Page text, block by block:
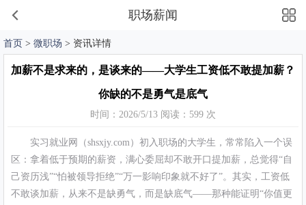
职场薪闻
首页 > 微职场 > 资讯详情
加薪不是求来的，是谈来的——大学生工资低不敢提加薪？
你缺的不是勇气是底气
时间：2026/5/13 阅读：599 次
实习就业网（shsxjy.com）初入职场的大学生，常常陷入一个误
区：拿着低于预期的薪资，满心委屈却不敢开口提加薪，总觉得“自
己资历浅”“怕被领导拒绝”“万一影响印象就不好了”。其实，工资低
不敢谈加薪，从来不是缺勇气，而是缺底气——那种能证明“你值更